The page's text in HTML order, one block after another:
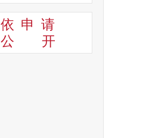
依申请
公
开